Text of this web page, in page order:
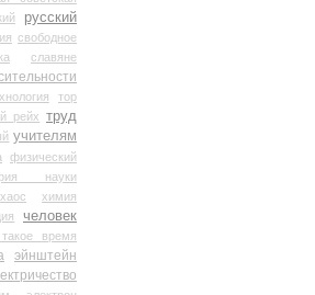
русский
свободное
славяне
тор
рейх труд
учителям
физический
науки
хаос
химия
человек
время
эйнштейн